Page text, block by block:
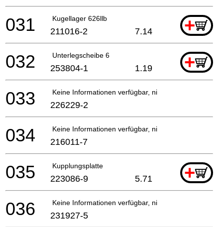
Kugellager 626llb +
031 211016-2 7.14
Unterlegscheibe 6 +
032 253804-1 1.19
Keine Informationen verfügbar, nicht bestellbar
033 226229-2
Keine Informationen verfügbar, nicht bestellbar
034 216011-7
Kupplungsplatte +
035 223086-9 5.71
Keine Informationen verfügbar, nicht bestellbar
036 231927-5